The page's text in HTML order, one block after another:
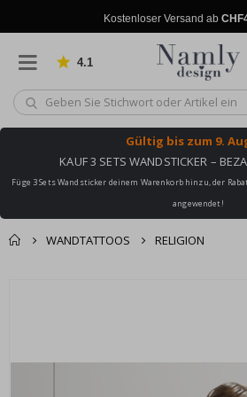
Kostenloser Versand ab
4.1 von 1025 Bewertungen
Gültig bis zum 9.
KAUF 3 SETS WANDSTICKER –
Füge 3 Sets Wandsticker deinem Warenkorb hinzu, der
angewendet!
WANDTATTOOS RELIGION
springen